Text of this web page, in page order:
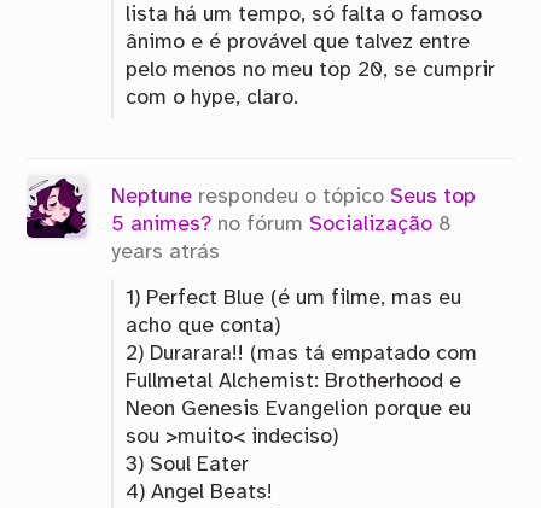
lista há um tempo, só falta o famoso
ânimo e é provável que talvez entre
pelo menos no meu top 20, se cumprir
com o hype, claro.
Neptune respondeu o tópico Seus top
5 animes? no fórum Socialização 8
years atrás
1) Perfect Blue (é um filme, mas eu
acho que conta)
2) Durarara!! (mas tá empatado com
Fullmetal Alchemist: Brotherhood e
Neon Genesis Evangelion porque eu
sou >muito< indeciso)
3) Soul Eater
4) Angel Beats!